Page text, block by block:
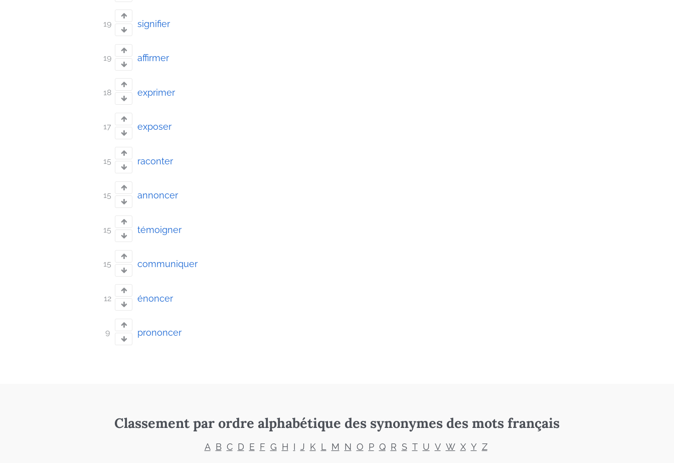
19 signifier
19 affirmer
18 exprimer
17 exposer
15 raconter
15 annoncer
15 témoigner
15 communiquer
12 énoncer
9 prononcer
Classement par ordre alphabétique des synonymes des mots français
A B C D E F G H I J K L M N O P Q R S T U V W X Y Z